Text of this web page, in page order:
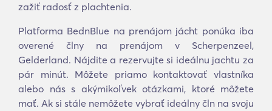
zažiť radosť z plachtenia.
Platforma BednBlue na prenájom jácht ponúka iba
overené člny na prenájom v Scherpenzeel,
Gelderland. Nájdite a rezervujte si ideálnu jachtu za
pár minút. Môžete priamo kontaktovať vlastníka
alebo nás s akýmikoľvek otázkami, ktoré môžete
mať. Ak si stále nemôžete vybrať ideálny čln na svoju